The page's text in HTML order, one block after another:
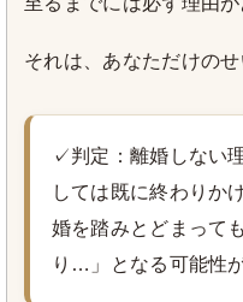
それは、あなただけのせ
✓判定：離婚しない
しては既に終わりか
婚を踏みとどまって
り…」となる可能性